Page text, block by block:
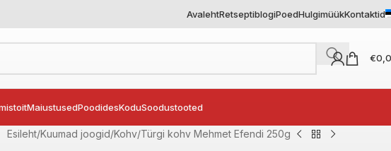
AvalehtRetseptiblogiPoedHulgimüükKontaktid
€
MaiustusedPoodidesKoduSoodustooted
Esileht Kuumad joogid Kohv Türgi kohv Mehmet Efendi 250g